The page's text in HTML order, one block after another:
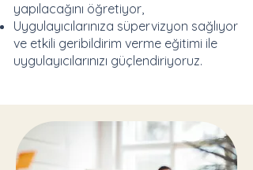
yapılacağını öğretiyor,
Uygulayıcılarınıza süpervizyon sağlıyor
ve etkili geribildirim verme eğitimi ile
uygulayıcılarınızı güçlendiriyoruz.